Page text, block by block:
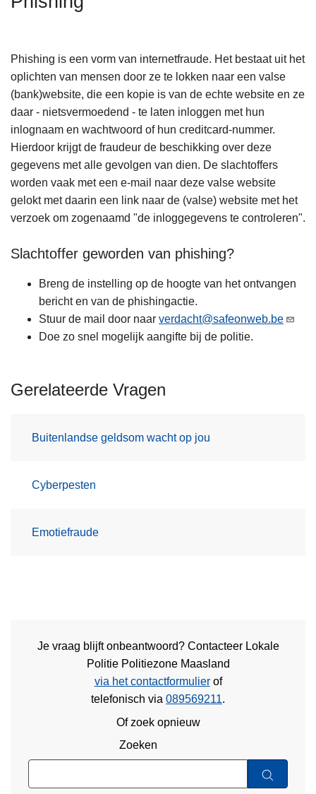
Phishing is een vorm van internetfraude. Het bestaat uit het
oplichten van mensen door ze te lokken naar een valse
(bank)website, die een kopie is van de echte website en ze
daar - nietsvermoedend - te laten inloggen met hun
inlognaam en wachtwoord of hun creditcard-nummer.
Hierdoor krijgt de fraudeur de beschikking over deze
gegevens met alle gevolgen van dien. De slachtoffers
worden vaak met een e-mail naar deze valse website
gelokt met daarin een link naar de (valse) website met het
verzoek om zogenaamd "de inloggegevens te controleren".
Slachtoffer geworden van phishing?
Breng de instelling op de hoogte van het ontvangen
bericht en van de phishingactie.
Stuur de mail door naar verdacht@safeonweb.be
Doe zo snel mogelijk aangifte bij de politie.
Gerelateerde Vragen
Buitenlandse geldsom wacht op jou
Cyberpesten
Emotiefraude
Je vraag blijft onbeantwoord? Contacteer Lokale
Politie Politiezone Maasland
via het contactformulierof
telefonisch via 089569211.
Of zoek opnieuw
Zoeken